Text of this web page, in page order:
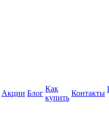
Акции Блог
Как
купить
Контакты